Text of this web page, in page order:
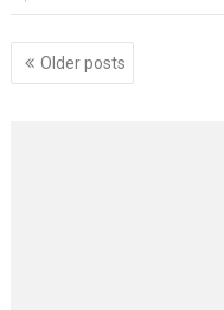
Posts
navigation
Older posts